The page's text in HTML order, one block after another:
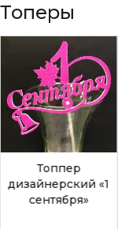
Топеры
Топпер
дизайнерский «1
сентября»